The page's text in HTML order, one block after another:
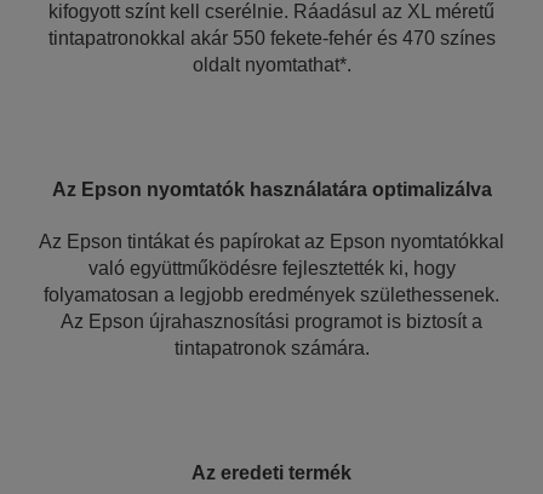
kifogyott színt kell cserélnie. Ráadásul az XL méretű
tintapatronokkal akár 550 fekete-fehér és 470 színes
oldalt nyomtathat*.
Az Epson nyomtatók használatára optimalizálva
Az Epson tintákat és papírokat az Epson nyomtatókkal
való együttműködésre fejlesztették ki, hogy
folyamatosan a legjobb eredmények születhessenek.
Az Epson újrahasznosítási programot is biztosít a
tintapatronok számára.
Az eredeti termék